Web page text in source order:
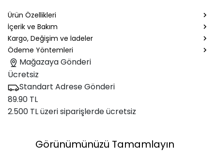
Ürün Özellikleri
İçerik ve Bakım
Kargo, Değişim ve İadeler
Ödeme Yöntemleri
Mağazaya Gönderi
Ücretsiz
Standart Adrese Gönderi
89.90 TL
2.500 TL üzeri siparişlerde ücretsiz
Görünümünüzü Tamamlayın